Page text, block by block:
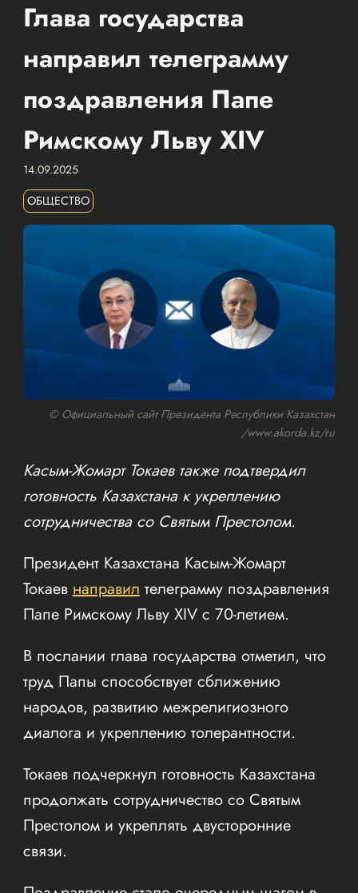
Глава государства
направил телеграмму
поздравления Папе
Римскому Льву XIV
14.09.2025
ОБЩЕСТВО
© Официальный сайт Президента Республики Казахстан
/www.akorda.kz/ru
Касым-Жомарт Токаев также подтвердил
готовность Казахстана к укреплению
сотрудничества со Святым Престолом.
Президент Казахстана Касым-Жомарт
Токаевнаправилтелеграмму поздравления
Папе Римскому Льву XIV с 70-летием.
В послании глава государства отметил, что
труд Папы способствует сближению
народов, развитию межрелигиозного
диалога и укреплению толерантности.
Токаев подчеркнул готовность Казахстана
продолжать сотрудничество со Святым
Престолом и укреплять двусторонние
связи.